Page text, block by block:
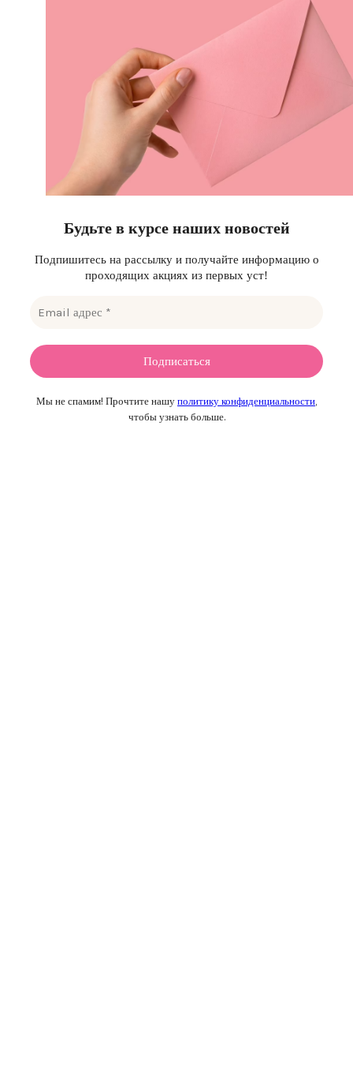
Будьте в курсе наших новостей
Подпишитесь на рассылку и получайте информацию о
проходящих акциях из первых уст!
Мы не спамим! Прочтите нашу политику конфиденциальности,
чтобы узнать больше.